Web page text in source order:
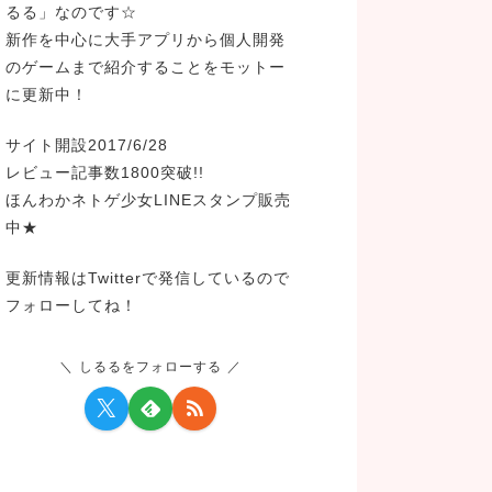
るる」なのです☆
新作を中心に大手アプリから個人開発
のゲームまで紹介することをモットー
に更新中！
サイト開設2017/6/28
レビュー記事数1800突破!!
ほんわかネトゲ少女LINEスタンプ販売
中★
更新情報はTwitterで発信しているので
フォローしてね！
しるるをフォローする